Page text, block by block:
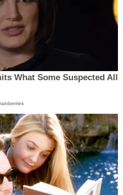
What Some Suspected All